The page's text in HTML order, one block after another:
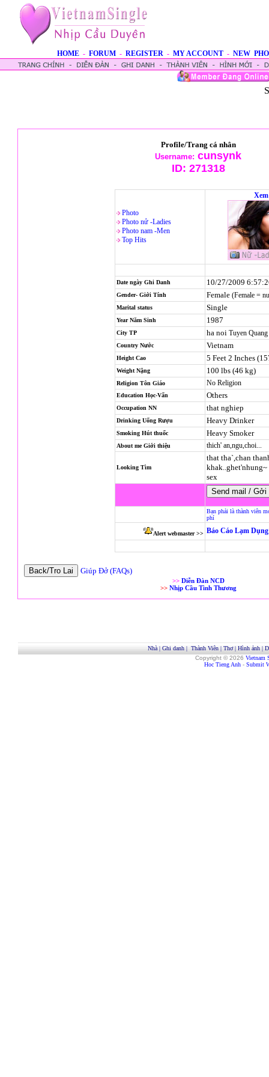
HOME - FORUM - REGISTER - MY ACCOUNT - NEW
Profile/Trang cá nhân
Username: cunsynk
ID: 271318
Photo
Photo nử -Ladies
Photo nam -Men
Top Hits
Date ngày Ghi Danh 10/27/2009
Gender- Giới Tính Female (Female =
Marital status Single
Year Năm Sinh 1987
City TP ha noi Tuyen Quang
Country Nước Vietnam
Height Cao 5 Feet 2 Inches
Weight Nặng 100 lbs (46 kg)
Religion Tôn Giáo No Religion
Education Học-Vấn Others
Occupation NN that nghiep
Drinking Uống Rượu Heavy Drinker
Smoking Hút thuốc Heavy Smoker
About me Giới thiệu thich' an,ngu,choi...
Looking Tìm
that tha`,chan
sex
Bạn phải là thành viên
phí
Alert webmaster >> Báo Cáo Lạm
Giúp Đở (FAQs)
>> Diễn Đàn NCD
>> Nhịp Cầu Tình Thương
Nhà| Ghi danh| Thành Viên| Thơ| Hình ảnh|
Copyright © 2026 Vietnam
Hoc Tieng Anh - Submit